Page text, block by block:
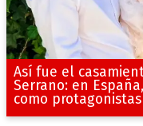
Así fue el
Serrano: en
como protagonistas